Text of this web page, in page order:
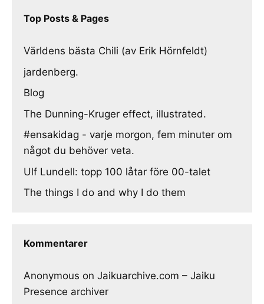
Top Posts & Pages
Världens bästa Chili (av Erik Hörnfeldt)
jardenberg.
Blog
The Dunning-Kruger effect, illustrated.
#ensakidag - varje morgon, fem minuter om
något du behöver veta.
Ulf Lundell: topp 100 låtar före 00-talet
The things I do and why I do them
Kommentarer
Anonymous on Jaikuarchive.com – Jaiku
Presence archiver